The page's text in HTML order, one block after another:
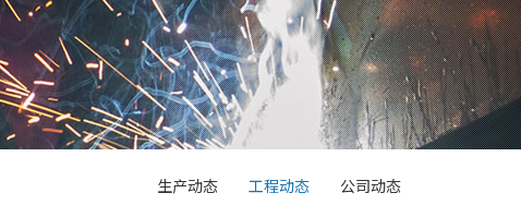
生产动态 工程动态 公司动态